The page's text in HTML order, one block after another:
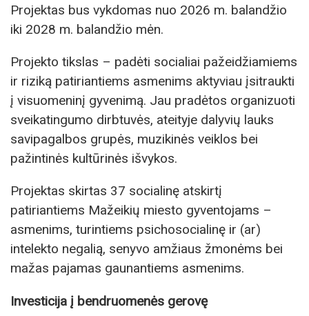
Projektas bus vykdomas nuo 2026 m. balandžio
iki 2028 m. balandžio mėn.
Projekto tikslas – padėti socialiai pažeidžiamiems
ir riziką patiriantiems asmenims aktyviau įsitraukti
į visuomeninį gyvenimą. Jau pradėtos organizuoti
sveikatingumo dirbtuvės, ateityje dalyvių lauks
savipagalbos grupės, muzikinės veiklos bei
pažintinės kultūrinės išvykos.
Projektas skirtas 37 socialinę atskirtį
patiriantiems Mažeikių miesto gyventojams –
asmenims, turintiems psichosocialinę ir (ar)
intelekto negalią, senyvo amžiaus žmonėms bei
mažas pajamas gaunantiems asmenims.
Investicija į bendruomenės gerovę